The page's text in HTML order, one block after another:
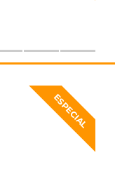
ESPECIAL